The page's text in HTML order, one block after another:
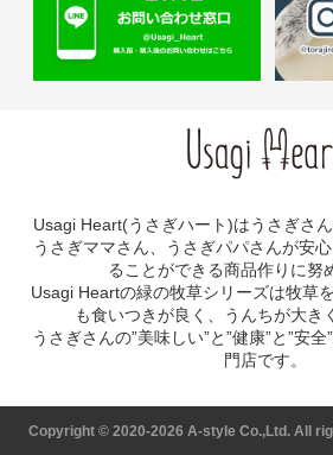
Usagi Heart(うさぎハート)はうさぎさ
うさぎママさん、うさぎパパさんが安
ることができる商品作りに努
Usagi Heartの緑の牧草シリーズは牧草
も食いつきが良く、うんちが大き
うさぎさんの”美味しい”と”健康”と”安
門店です。
Copyright © 2020-2026 A-style Co.,Ltd. All